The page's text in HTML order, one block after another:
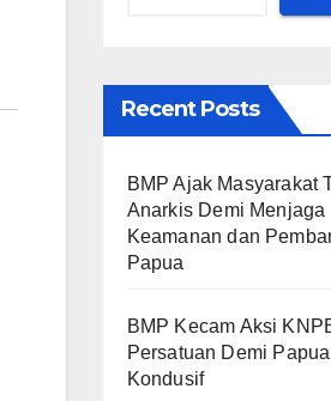
Recent Posts
BMP Ajak Masyarakat
Anarkis Demi Menjaga
Keamanan dan
Papua
BMP Kecam Aksi
Persatuan Demi
Kondusif